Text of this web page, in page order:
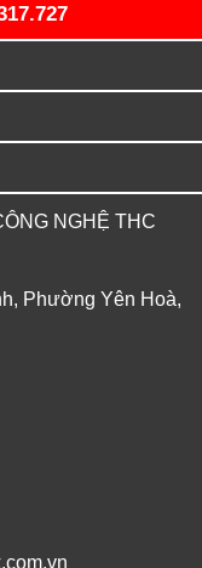
NGHỆ THC
Phường Yên Hoà,